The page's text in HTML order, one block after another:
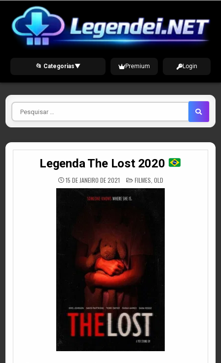
content
📂 Categorias▼ Premium Login
Pesquisar
por
Legenda The Lost 2020
15 DE JANEIRO DE 2021 POSTED
IN
FILMES OLD